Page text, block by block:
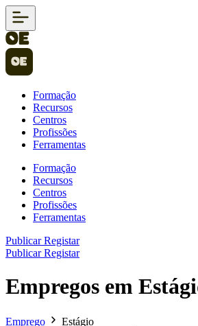
Formação
Recursos
Centros
Profissões
Ferramentas
Formação
Recursos
Centros
Profissões
Ferramentas
PublicarRegistar
PublicarRegistar
Empregos em
Emprego Estágio